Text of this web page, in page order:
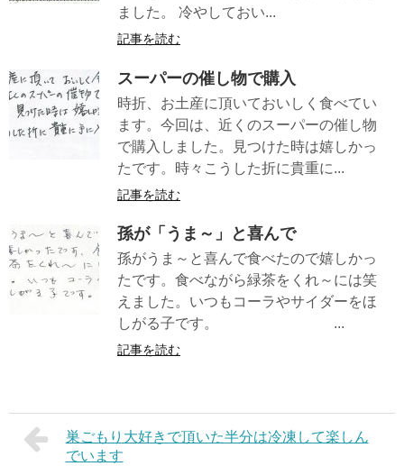
ました。 冷やしておい...
記事を読む
スーパーの催し物で購入
時折、お土産に頂いておいしく食べてい
ます。今回は、近くのスーパーの催し物
で購入しました。見つけた時は嬉しかっ
たです。時々こうした折に貴重に...
記事を読む
孫が「うま～」と喜んで
孫がうま～と喜んで食べたので嬉しかっ
たです。食べながら緑茶をくれ～には笑
えました。いつもコーラやサイダーをほ
しがる子です。 ...
記事を読む
巣ごもり大好きで頂いた半分は冷凍して楽しん
でいます